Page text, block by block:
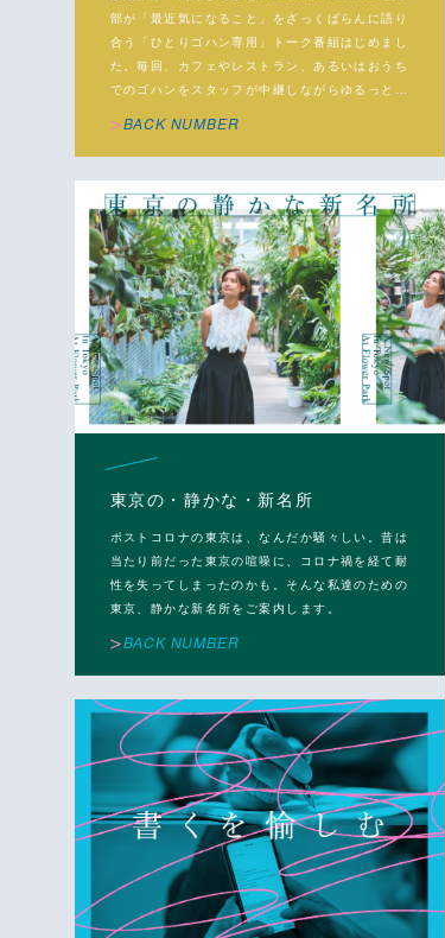
部が「最近気になること」をざっくばらんに語り
合う「ひとりゴハン専用」トーク番組はじめまし
た。毎回、カフェやレストラン、あるいはおうち
でのゴハンをスタッフが中継しながらゆるっとト
BACK NUMBER
東京の・静かな・新名所
ポストコロナの東京は、なんだか騒々しい。昔は
当たり前だった東京の喧噪に、コロナ禍を経て耐
性を失ってしまったのかも。そんな私達のための
東京、静かな新名所をご案内します。
BACK NUMBER